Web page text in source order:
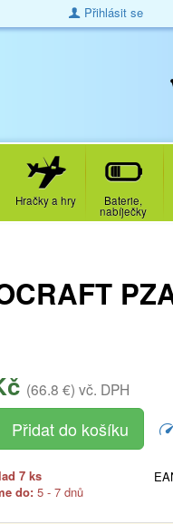
Přihlásit se
Hračky a hry Baterie,
nabíječky
(66.8 €) vč. DPH
7 ks
do:5 - 7 dnů